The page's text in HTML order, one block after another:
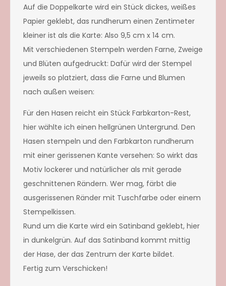
Auf die Doppelkarte wird ein Stück dickes, weißes
Papier geklebt, das rundherum einen Zentimeter
kleiner ist als die Karte: Also 9,5 cm x 14 cm.
Mit verschiedenen Stempeln werden Farne, Zweige
und Blüten aufgedruckt: Dafür wird der Stempel
jeweils so platziert, dass die Farne und Blumen
nach außen weisen:
Für den Hasen reicht ein Stück Farbkarton-Rest,
hier wählte ich einen hellgrünen Untergrund. Den
Hasen stempeln und den Farbkarton rundherum
mit einer gerissenen Kante versehen: So wirkt das
Motiv lockerer und natürlicher als mit gerade
geschnittenen Rändern. Wer mag, färbt die
ausgerissenen Ränder mit Tuschfarbe oder einem
Stempelkissen.
Rund um die Karte wird ein Satinband geklebt, hier
in dunkelgrün. Auf das Satinband kommt mittig
der Hase, der das Zentrum der Karte bildet.
Fertig zum Verschicken!